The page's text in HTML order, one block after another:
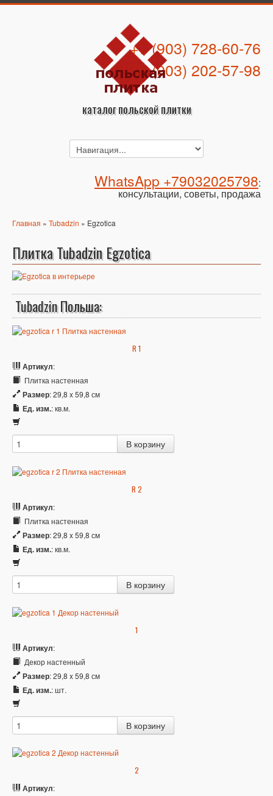
каталог польской плитки
+7 (903) 728-60-76
+7 (903) 202-57-98
WhatsApp +79032025798:
консультации, советы, продажа
Главная » Tubadzin » Egzotica
Плитка Tubadzin Egzotica
Tubadzin Польша:
R 1
Артикул:
Плитка настенная
Размер: 29,8 x 59,8 см
Ед. изм.: кв.м.
R 2
Артикул:
Плитка настенная
Размер: 29,8 x 59,8 см
Ед. изм.: кв.м.
1
Артикул:
Декор настенный
Размер: 29,8 x 59,8 см
Ед. изм.: шт.
2
Артикул: